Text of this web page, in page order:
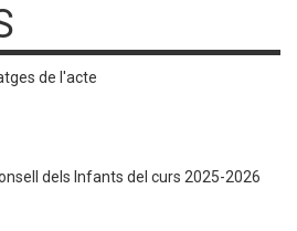
de l'acte
dels Infants del curs 2025-2026